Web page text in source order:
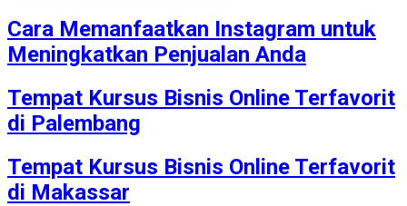
Cara Memanfaatkan Instagram untuk
Meningkatkan Penjualan Anda
Tempat Kursus Bisnis Online Terfavorit
di Palembang
Tempat Kursus Bisnis Online Terfavorit
di Makassar